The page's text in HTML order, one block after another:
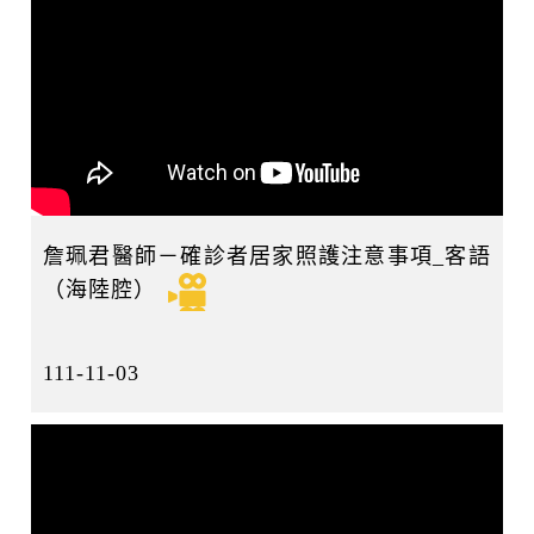
詹珮君醫師－確診者居家照護注意事項_客語
（海陸腔）
111-11-03